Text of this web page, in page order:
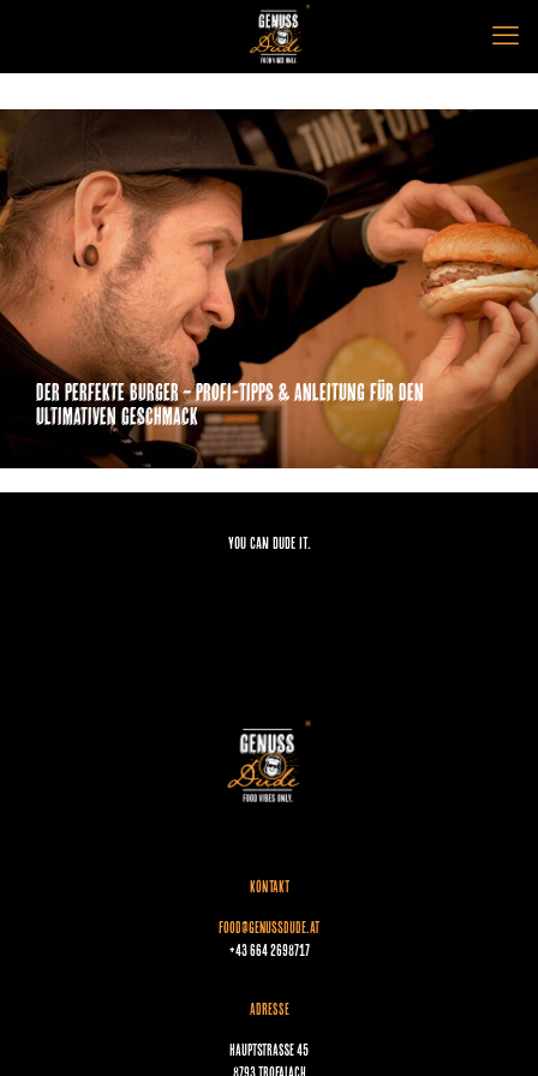
Der perfekte Burger – Profi-Tipps & Anleitung für den
ultimativen Geschmack
YOU CAN DUDE IT.
KONTAKT
food@genussdude.at
+43 664 2698717
ADRESSE
Hauptstraße 45